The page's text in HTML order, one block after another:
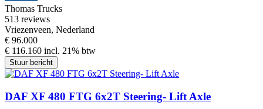
Thomas Trucks
513 reviews
Vriezenveen, Nederland
€ 96.000
€ 116.160 incl. 21% btw
Stuur bericht
DAF XF 480 FTG 6x2T Steering- Lift Axle